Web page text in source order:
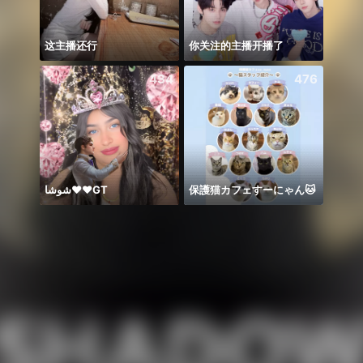
这主播还行 你关注的主播开播了
434
شوشا♥️♥️GT
476
保護猫カフェすーにゃん🐱